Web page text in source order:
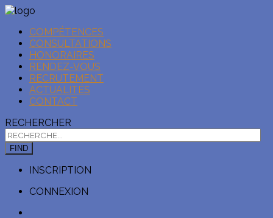
COMPÉTENCES
CONSULTATIONS
HONORAIRES
RENDEZ-VOUS
RECRUTEMENT
ACTUALITÉS
CONTACT
RECHERCHER
FIND
INSCRIPTION
CONNEXION